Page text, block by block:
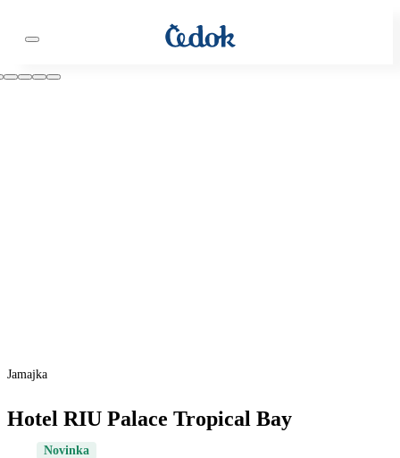
Jamajka
Hotel RIU Palace Tropical Bay
Novinka